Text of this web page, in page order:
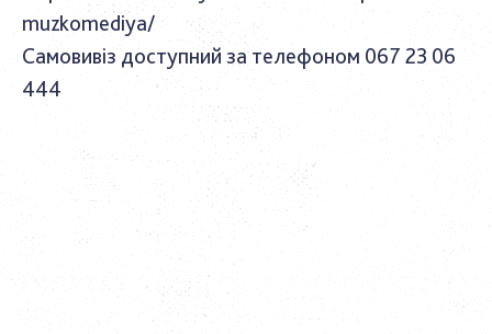
muzkomediya/
Самовивіз доступний за телефоном 067 23 06
444